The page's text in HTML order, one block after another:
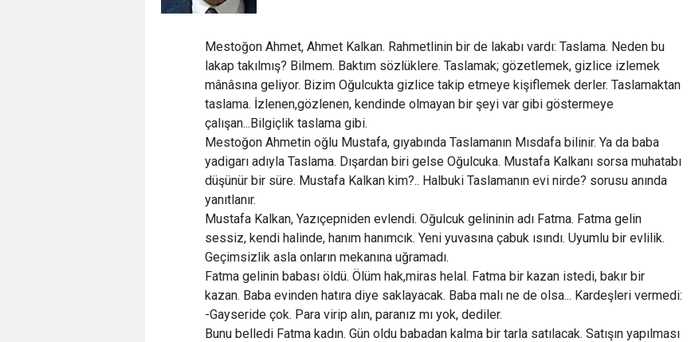
Mestoğon Ahmet, Ahmet Kalkan. Rahmetlinin bir de lakabı vardı: Taslama. Neden bu
lakap takılmış? Bilmem. Baktım sözlüklere. Taslamak; gözetlemek, gizlice izlemek
mânâsına geliyor. Bizim Oğulcukta gizlice takip etmeye kişiflemek derler. Taslamaktan
taslama. İzlenen,gözlenen, kendinde olmayan bir şeyi var gibi göstermeye
çalışan...Bilgiçlik taslama gibi.
Mestoğon Ahmetin oğlu Mustafa, gıyabında Taslamanın Mısdafa bilinir. Ya da baba
yadigarı adıyla Taslama. Dışardan biri gelse Oğulcuka. Mustafa Kalkanı sorsa muhatabı
düşünür bir süre. Mustafa Kalkan kim?.. Halbuki Taslamanın evi nirde? sorusu anında
yanıtlanır.
Mustafa Kalkan, Yazıçepniden evlendi. Oğulcuk gelininin adı Fatma. Fatma gelin
sessiz, kendi halinde, hanım hanımcık. Yeni yuvasına çabuk ısındı. Uyumlu bir evlilik.
Geçimsizlik asla onların mekanına uğramadı.
Fatma gelinin babası öldü. Ölüm hak,miras helal. Fatma bir kazan istedi, bakır bir
kazan. Baba evinden hatıra diye saklayacak. Baba malı ne de olsa... Kardeşleri vermedi:
-Gayseride çok. Para virip alın, paranız mı yok, dediler.
Bunu belledi Fatma kadın. Gün oldu babadan kalma bir tarla satılacak. Satışın yapılması